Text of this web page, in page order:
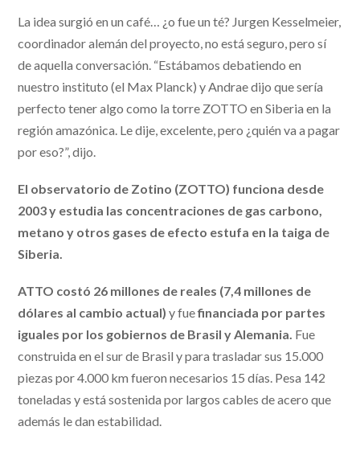
La idea surgió en un café… ¿o fue un té? Jurgen Kesselmeier,
coordinador alemán del proyecto, no está seguro, pero sí
de aquella conversación. “Estábamos debatiendo en
nuestro instituto (el Max Planck) y Andrae dijo que sería
perfecto tener algo como la torre ZOTTO en Siberia en la
región amazónica. Le dije, excelente, pero ¿quién va a pagar
por eso?”, dijo.
El observatorio de Zotino (ZOTTO) funciona desde
2003 y estudia las concentraciones de gas carbono,
metano y otros gases de efecto estufa en la taiga de
Siberia.
ATTO costó 26 millones de reales (7,4 millones de
dólares al cambio actual) y fuefinanciada por partes
iguales por los gobiernos de Brasil y Alemania. Fue
construida en el sur de Brasil y para trasladar sus 15.000
piezas por 4.000 km fueron necesarios 15 días. Pesa 142
toneladas y está sostenida por largos cables de acero que
además le dan estabilidad.